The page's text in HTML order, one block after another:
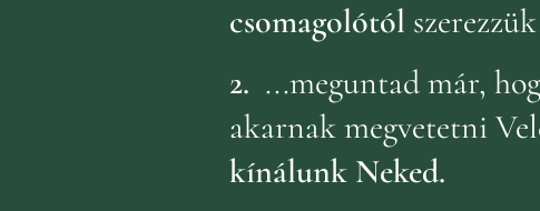
csomagolótól
2. ...meguntad már,
akarnak megvetetni
kínálunk Neked.